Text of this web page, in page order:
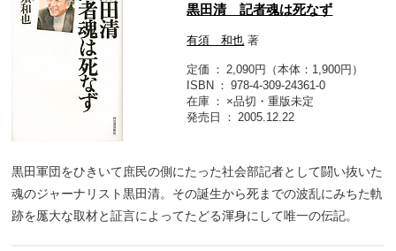
黒田清 記者魂は死なず
有須 和也 著
定価
2,090円（本体：1,900円）
ISBN
978-4-309-24361-0
在庫
×品切・重版未定
発売日
2005.12.22
黒田軍団をひきいて庶民の側にたった社会部記者として闘い抜いた
魂のジャーナリスト黒田清。その誕生から死までの波乱にみちた軌
跡を厖大な取材と証言によってたどる渾身にして唯一の伝記。